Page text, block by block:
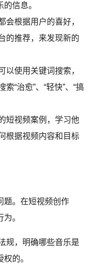
信息。
会根据用户的喜好，
的推荐，来发现新的
以使用关键词搜索，
“治愈”、“轻快”、“搞
短视频案例，学习他
根据视频内容和目标
题。在短视频创作
。
规，明确哪些音乐是
的。